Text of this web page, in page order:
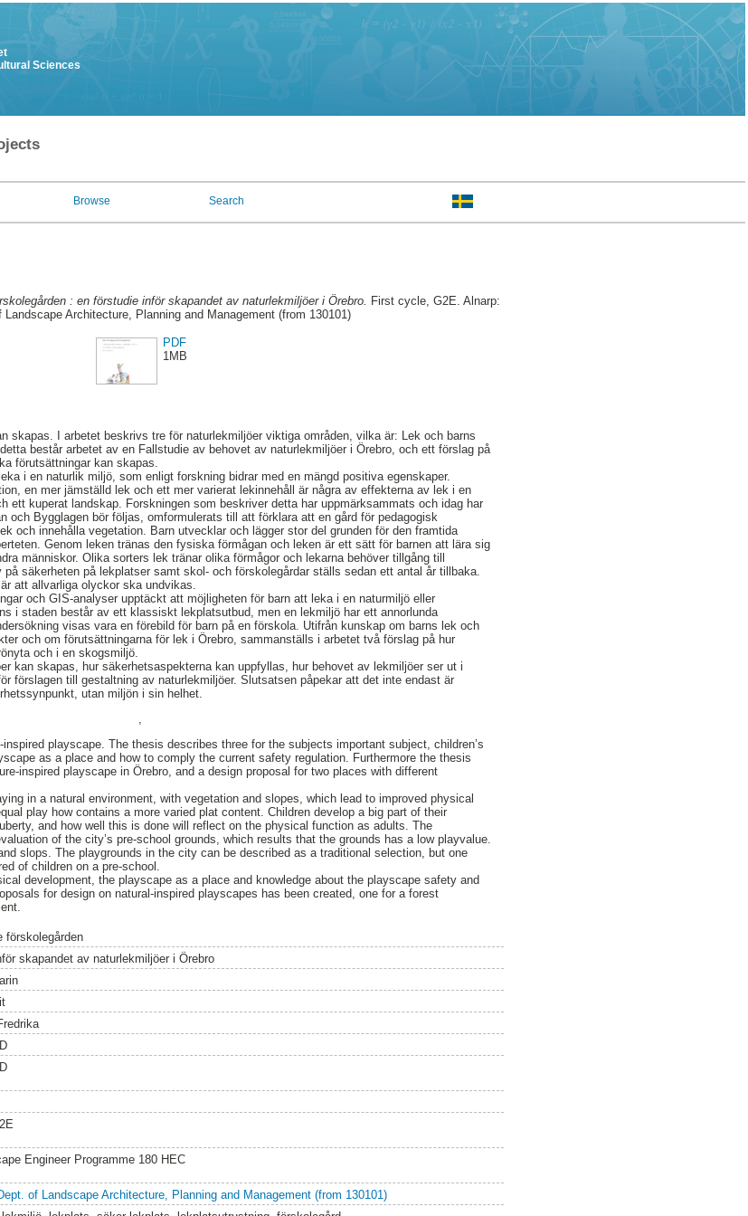
Sciences
Browse Search
: en förstudie inför skapandet av naturlekmiljöer i Örebro. First cycle, G2E. Alnarp:
Landscape Architecture, Planning and Management (from 130101)
PDF
1MB
skapas. I arbetet beskrivs tre för naturlekmiljöer viktiga områden, vilka är: Lek och barns
består arbetet av en Fallstudie av behovet av naturlekmiljöer i Örebro, och ett förslag på
förutsättningar kan skapas.
i en naturlik miljö, som enligt forskning bidrar med en mängd positiva egenskaper.
en mer jämställd lek och ett mer varierat lekinnehåll är några av effekterna av lek i en
ett kuperat landskap. Forskningen som beskriver detta har uppmärksammats och idag har
och Bygglagen bör följas, omformulerats till att förklara att en gård för pedagogisk
och innehålla vegetation. Barn utvecklar och lägger stor del grunden för den framtida
Genom leken tränas den fysiska förmågan och leken är ett sätt för barnen att lära sig
människor. Olika sorters lek tränar olika förmågor och lekarna behöver tillgång till
säkerheten på lekplatser samt skol- och förskolegårdar ställs sedan ett antal år tillbaka.
att allvarliga olyckor ska undvikas.
och GIS-analyser upptäckt att möjligheten för barn att leka i en naturmiljö eller
i staden består av ett klassiskt lekplatsutbud, men en lekmiljö har ett annorlunda
visas vara en förebild för barn på en förskola. Utifrån kunskap om barns lek och
och om förutsättningarna för lek i Örebro, sammanställs i arbetet två förslag på hur
och i en skogsmiljö.
kan skapas, hur säkerhetsaspekterna kan uppfyllas, hur behovet av lekmiljöer ser ut i
förslagen till gestaltning av naturlekmiljöer. Slutsatsen påpekar att det inte endast är
utan miljön i sin helhet.
playscape. The thesis describes three for the subjects important subject, children’s
as a place and how to comply the current safety regulation. Furthermore the thesis
inspired playscape in Örebro, and a design proposal for two places with different
in a natural environment, with vegetation and slopes, which lead to improved physical
play how contains a more varied plat content. Children develop a big part of their
and how well this is done will reflect on the physical function as adults. The
of the city’s pre-school grounds, which results that the grounds has a low playvalue.
slops. The playgrounds in the city can be described as a traditional selection, but one
of children on a pre-school.
development, the playscape as a place and knowledge about the playscape safety and
for design on natural-inspired playscapes has been created, one for a forest
förskolegården
skapandet av naturlekmiljöer i Örebro
Engineer Programme 180 HEC
of Landscape Architecture, Planning and Management (from 130101)